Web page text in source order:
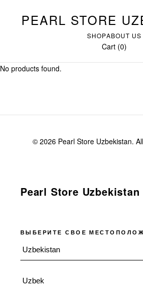
PEARL STORE
SHOPABOUT US
Cart (0)
No products found.
© 2026 Pearl Store Uzbekistan.
Pearl Store Uzbekistan
ВЫБЕРИТЕ СВОЕ
Местоположение
Язык